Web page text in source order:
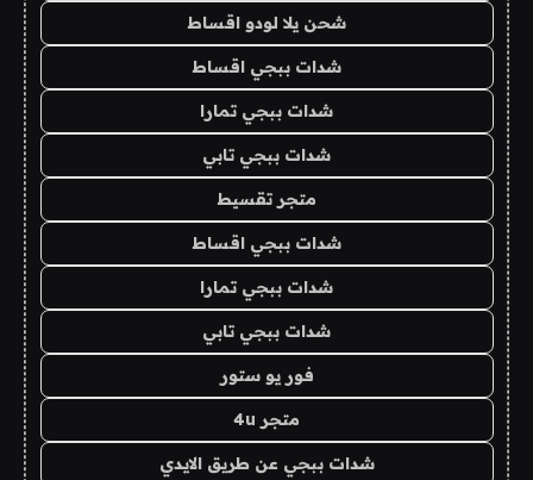
شحن يلا لودو اقساط
شدات ببجي اقساط
شدات ببجي تمارا
شدات ببجي تابي
متجر تقسيط
شدات ببجي اقساط
شدات ببجي تمارا
شدات ببجي تابي
فور يو ستور
متجر 4u
شدات ببجي عن طريق الايدي